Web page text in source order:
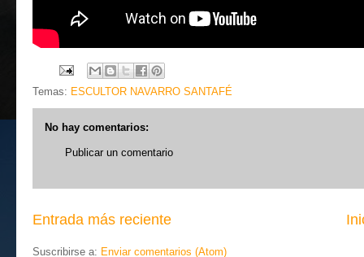
Temas: ESCULTOR NAVARRO SANTAFÉ
No hay comentarios:
Publicar un comentario
Entrada más reciente
Suscribirse a: Enviar comentarios (Atom)